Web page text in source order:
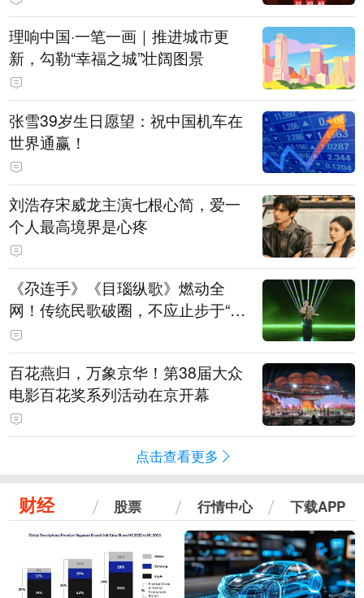
理响中国·一笔一画｜推进城市更
新，勾勒“幸福之城”壮阔图景
张雪39岁生日愿望：祝中国机车在
世界通赢！
刘浩存宋威龙主演七根心简，爱一
个人最高境界是心疼
《尕连手》《目瑙纵歌》燃动全
网！传统民歌破圈，不应止步于“上
头”
百花燕归，万象京华！第38届大众
电影百花奖系列活动在京开幕
点击查看更多
财经 股票 行情中心 下载APP